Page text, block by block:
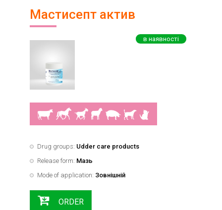
Veterinary
immunobiological
metabolism
Мастисепт актив
в наявності
Drug groups: Udder care products
Release form: Мазь
Mode of application: Зовнішній
ORDER